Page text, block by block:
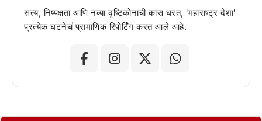
सत्य, निष्पक्षता आणि नव्या दृष्टिकोनाची कास धरत, 'महाराष्ट्र देशा'
प्रत्येक घटनेचं प्रामाणिक रिपोर्टिंग करत आले आहे.